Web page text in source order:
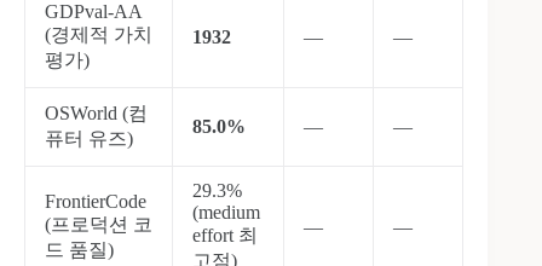
GDPval-AA
(경제적 가치
평가)
1932 — —
OSWorld (컴
퓨터 유즈)
85.0% — —
FrontierCode
(프로덕션 코
드 품질)
29.3%
(medium
effort 최
고점)
— —